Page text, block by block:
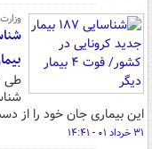
این بیماری جان خود را از
۳۱ خرداد ۰۱ - ۱۴:۴۱